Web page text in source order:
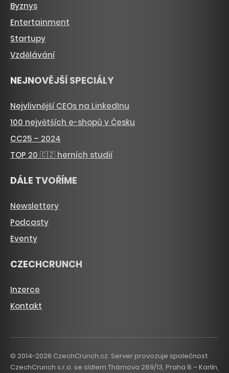
Byznys
Entertainment
Startupy
Vzdělávání
NEJNOVĚJŠÍ SPECIÁLY
Nejvlivnější CEOs na LinkedInu
100 největších e-shopů v Česku
CC25 – 2024
TOP 20 🇨🇿 herních studií
DÁLE TVOŘÍME
Newslettery
Podcasty
Eventy
CZECHCRUNCH
Inzerce
Kontakt
© 2014-2026 CzechCrunch.cz. Server provozuje společnost
CzechCrunch s.r.o. se sídlem Thámova 289/13, Praha 8 – Karlín,